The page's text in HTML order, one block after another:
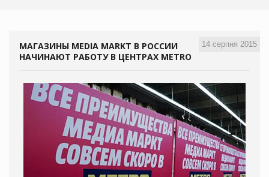
14 серпня 2015
МАГАЗИНЫ MEDIA MARKT В РОССИИ
НАЧИНАЮТ РАБОТУ В ЦЕНТРАХ METRO